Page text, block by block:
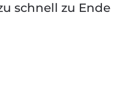
schnell zu Ende